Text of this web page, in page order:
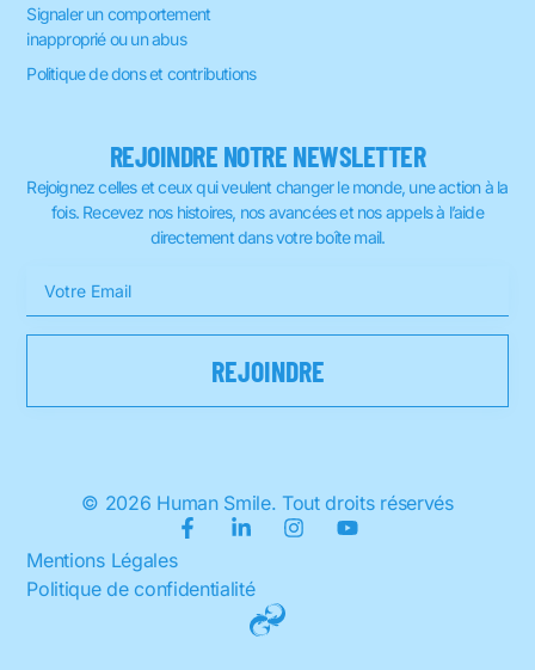
Signaler un comportement
inapproprié ou un abus
Politique de dons et contributions
REJOINDRE NOTRE NEWSLETTER
Rejoignez celles et ceux qui veulent changer le monde, une action à la
fois. Recevez nos histoires, nos avancées et nos appels à l’aide
directement dans votre boîte mail.
© 2026 Human Smile. Tout droits réservés
Mentions Légales
Politique de confidentialité